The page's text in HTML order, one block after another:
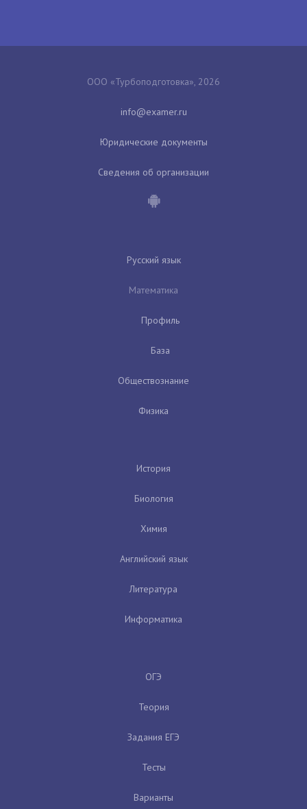
ООО «Турбоподготовка», 2026
Юридические документы
Сведения об организации
Русский язык
Математика
Профиль
База
Обществознание
Физика
История
Биология
Химия
Английский язык
Литература
Информатика
ОГЭ
Теория
Задания ЕГЭ
Тесты
Варианты